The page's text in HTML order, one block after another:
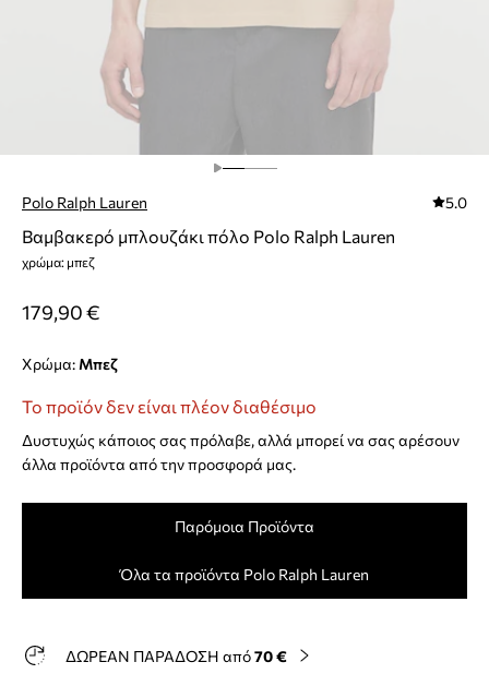
Polo Ralph Lauren 5.0
Βαμβακερό μπλουζάκι πόλο Polo Ralph Lauren
χρώμα: μπεζ
179,90 €
Χρώμα: μπεζ
Το προϊόν δεν είναι πλέον διαθέσιμο
Δυστυχώς κάποιος σας πρόλαβε, αλλά μπορεί να σας αρέσουν
άλλα προϊόντα από την προσφορά μας.
Παρόμοια Προϊόντα
Όλα τα προϊόντα Polo Ralph Lauren
ΔΩΡΕΑΝ ΠΑΡΑΔΟΣΗ από70 €